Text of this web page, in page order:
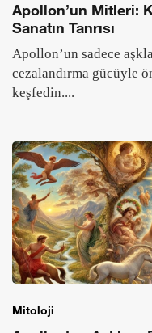
Apollon’un Mitleri:
Sanatın Tanrısı
Apollon’un sadece
cezalandırma gücüyle
keşfedin....
Mitoloji